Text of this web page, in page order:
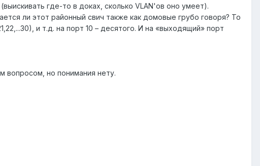
где-то в доках, сколько VLAN'ов оно умеет).
ли этот районный свич также как домовые грубо говоря? То
и т.д. на порт 10 – десятого. И на «выходящий» порт
вопросом, но понимания нету.